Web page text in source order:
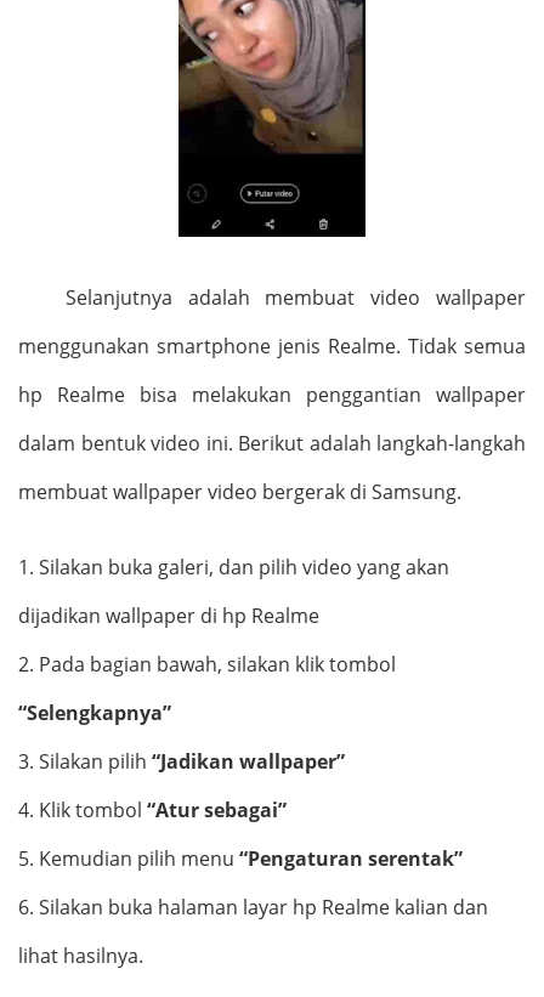
Selanjutnya adalah membuat video wallpaper
menggunakan smartphone jenis Realme. Tidak semua
hp Realme bisa melakukan penggantian wallpaper
dalam bentuk video ini. Berikut adalah langkah-langkah
membuat wallpaper video bergerak di Samsung.
1. Silakan buka galeri, dan pilih video yang akan
dijadikan wallpaper di hp Realme
2. Pada bagian bawah, silakan klik tombol
“Selengkapnya”
3. Silakan pilih “Jadikan wallpaper”
4. Klik tombol “Atur sebagai”
5. Kemudian pilih menu “Pengaturan serentak”
6. Silakan buka halaman layar hp Realme kalian dan
lihat hasilnya.